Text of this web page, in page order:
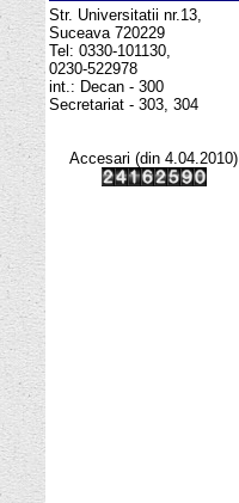
Str. Universitatii nr.13,
Suceava 720229
Tel: 0330-101130,
0230-522978
int.: Decan - 300
Secretariat - 303, 304
Accesari (din 4.04.2010)